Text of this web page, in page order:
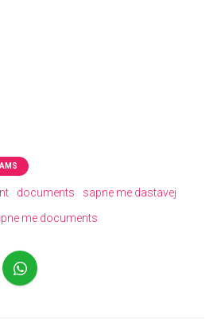
documents
sapne me dastavej
me documents